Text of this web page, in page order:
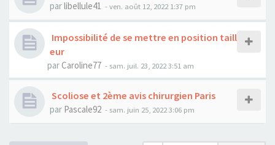
parlibellule41 - ven. août 12, 2022 1:37 pm
Impossibilité de se mettre en position taill
eur
parCaroline77 - sam. juil. 23, 2022 3:51 am
Scoliose et 2ème avis chirurgien Paris
par Pascale92 - sam. juin 25, 2022 3:06 pm